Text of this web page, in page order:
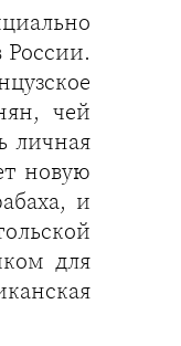
чей
личная
новую
и
для